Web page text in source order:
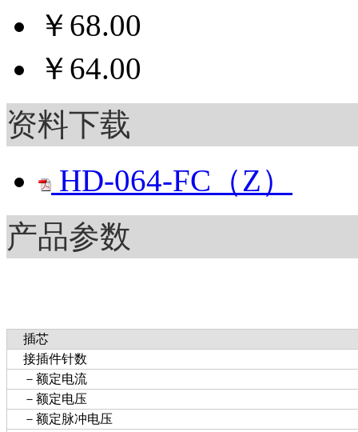
￥68.00
￥64.00
资料下载
HD-064-FC（Z）
产品参数
插芯
接插件针数
－额定电流
－额定电压
－额定脉冲电压